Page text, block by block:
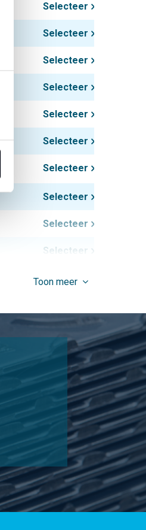
Selecteer
Selecteer
Selecteer
Selecteer
Selecteer
Selecteer
Selecteer
Selecteer
Selecteer
Selecteer
Selecteer
Selecteer
Selecteer
Selecteer
Selecteer
Selecteer
Selecteer
Toon meer